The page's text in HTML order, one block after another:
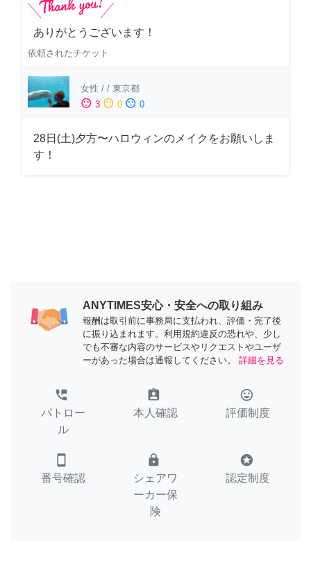
ありがとうございます！
依頼されたチケット
女性 / / 東京都
sentiment_satisfied 3 sentiment_neutral 0 sentiment_dissatisfied 0
28日(土)夕方〜ハロウィンのメイクをお願いしま
す！
ANYTIMES安心・安全への取り組み
報酬は取引前に事務局に支払われ、評価・完了後
に振り込まれます。利用規約違反の恐れや、少し
でも不審な内容のサービスやリクエストやユーザ
ーがあった場合は通報してください。
詳細を見る
perm_phone_msg
パトロー
ル
assignment_ind
本人確認
tag_faces
評価制度
smartphone
番号確認
lock
シェアワ
ーカー保
険
stars
認定制度